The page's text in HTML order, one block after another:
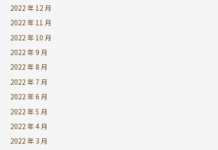
2022 年 12 月
2022 年 11 月
2022 年 10 月
2022 年 9 月
2022 年 8 月
2022 年 7 月
2022 年 6 月
2022 年 5 月
2022 年 4 月
2022 年 3 月